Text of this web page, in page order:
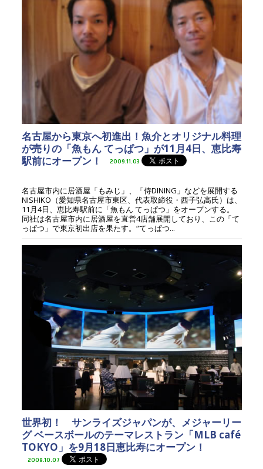
名古屋から東京へ初進出！魚介とオリジナル料理
が売りの「魚もん てっぱつ」が11月4日、恵比寿
駅前にオープン！
2009.11.03
名古屋市内に居酒屋「もみじ」、「侍DINING」などを展開する
NISHIKO（愛知県名古屋市東区、代表取締役・西子弘高氏）は、
11月4日、恵比寿駅前に「魚もん てっぱつ」をオープンする。
同社は名古屋市内に居酒屋を直営4店舗展開しており、この「て
っぱつ」で東京初出店を果たす。“てっぱつ...
世界初！ サンライズジャパンが、メジャーリー
グ ベースボールのテーマレストラン「MLB café
TOKYO」を9月18日恵比寿にオープン！
2009.10.07